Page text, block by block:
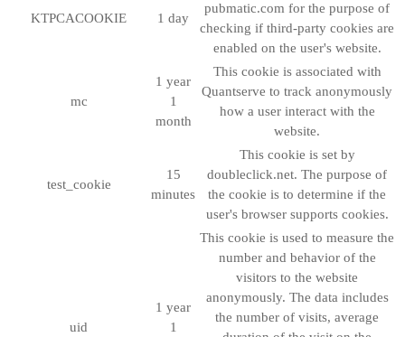
KTPCACOOKIE 1 day
pubmatic.com for the purpose of
checking if third-party cookies are
enabled on the user's website.
mc
1 year
1
month
This cookie is associated with
Quantserve to track anonymously
how a user interact with the
website.
test_cookie
15
minutes
This cookie is set by
doubleclick.net. The purpose of
the cookie is to determine if the
user's browser supports cookies.
uid
1 year
1
This cookie is used to measure the
number and behavior of the
visitors to the website
anonymously. The data includes
the number of visits, average